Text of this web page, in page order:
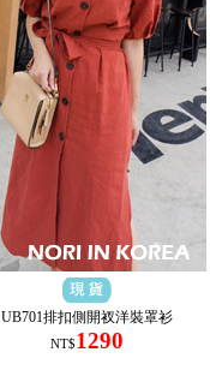
UB701排扣側開衩洋裝罩衫
NT$1290